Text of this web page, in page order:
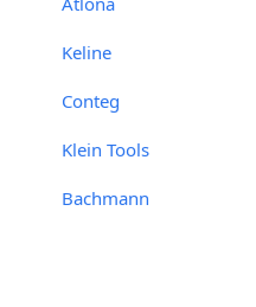
Keline
Conteg
Klein Tools
Bachmann